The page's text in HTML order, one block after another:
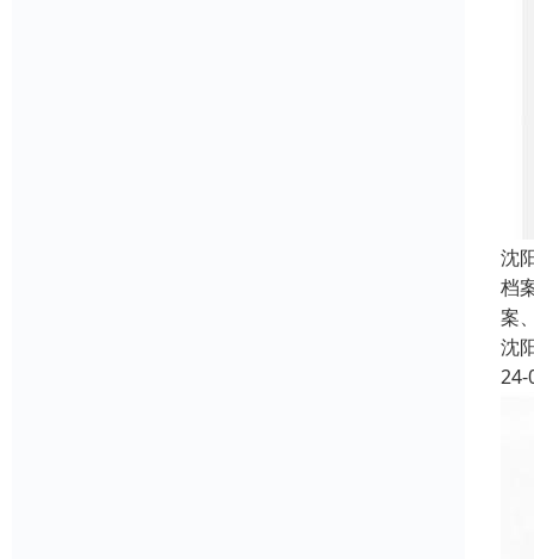
沈
档
案
沈
24-